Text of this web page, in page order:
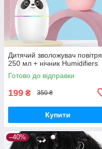
Дитячий зволожувач повітря
250 мл + нічник Humidifiers
Готово до відправки
199 ₴ 350 ₴
Купити
–40%